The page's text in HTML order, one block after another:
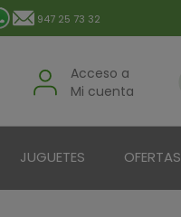
947 25 73 32
Acceso a
Mi cuenta
JUGUETES OFERTAS